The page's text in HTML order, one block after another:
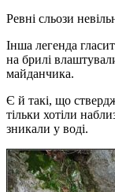
Ревні сльози
Інша легенда
на брилі
майданчика.
Є й такі, що
тільки хотіли
зникали у воді.